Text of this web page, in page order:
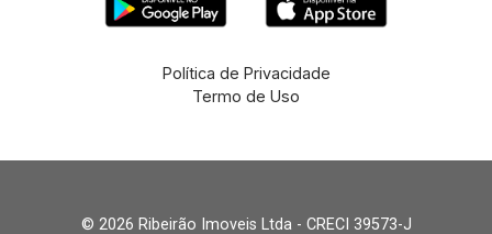
Política de Privacidade
Termo de Uso
© 2026 Ribeirão Imoveis Ltda - CRECI 39573-J